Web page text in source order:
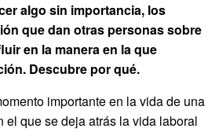
algo sin importancia, los
que dan otras personas sobre
en la manera en la que
Descubre por qué.
importante en la vida de una
el que se deja atrás la vida laboral